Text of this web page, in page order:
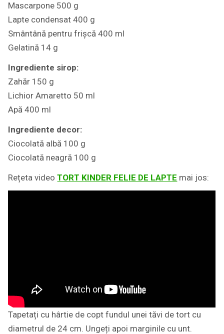
Mascarpone 500 g
Lapte condensat 400 g
Smântână pentru frișcă 400 ml
Gelatină 14 g
Ingrediente sirop:
Zahăr 150 g
Lichior Amaretto 50 ml
Apă 400 ml
Ingrediente decor:
Ciocolată albă 100 g
Ciocolată neagră 100 g
Rețeta videoTORT KINDER FELIE DE LAPTE mai jos:
Tapetați cu hârtie de copt fundul unei tăvi de tort cu
diametrul de 24 cm. Ungeți apoi marginile cu unt.